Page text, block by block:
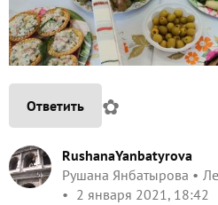
Ответить ✿
RushanaYanbatyrova
Рушана Янбатырова
2 января 2021, 18:42